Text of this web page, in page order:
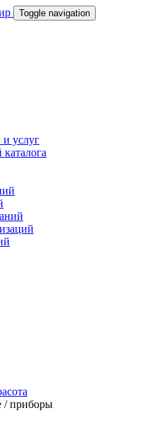
Toggle navigation
услуг
/ приборы